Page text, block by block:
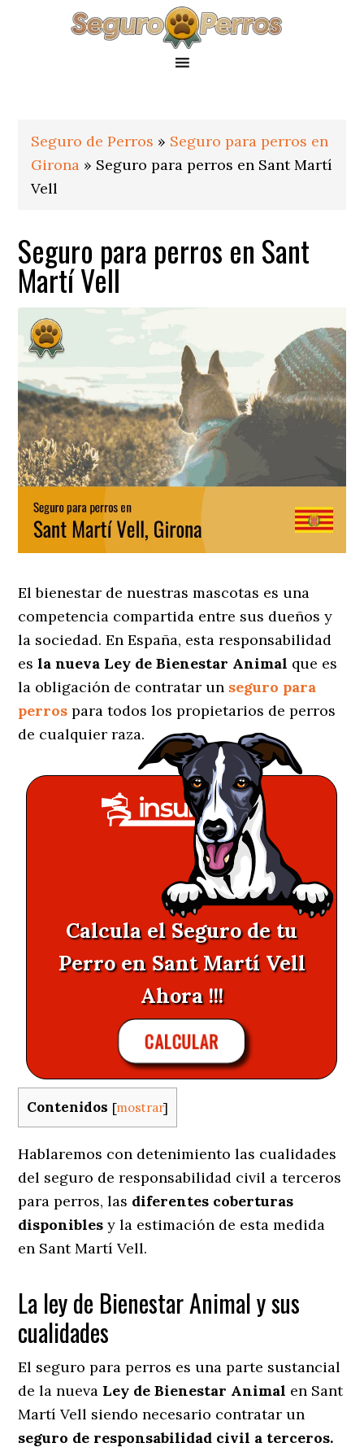
Seguro de Perros » Seguro para perros en
Girona » Seguro para perros en Sant Martí
Vell
Seguro para perros en Sant
Martí Vell
El bienestar de nuestras mascotas es una
competencia compartida entre sus dueños y
la sociedad. En España, esta responsabilidad
esla nueva Ley de Bienestar Animal que es
la obligación de contratar un seguro para
perros para todos los propietarios de perros
de cualquier raza.
Calcula el Seguro de tu
Perro en Sant Martí Vell
Ahora !!!
CALCULAR
Contenidos [mostrar]
Hablaremos con detenimiento las cualidades
del seguro de responsabilidad civil a terceros
para perros, las diferentes coberturas
disponibles y la estimación de esta medida
en Sant Martí Vell.
La ley de Bienestar Animal y sus
cualidades
El seguro para perros es una parte sustancial
de la nueva Ley de Bienestar Animal en Sant
Martí Vell siendo necesario contratar un
seguro de responsabilidad civil a terceros.